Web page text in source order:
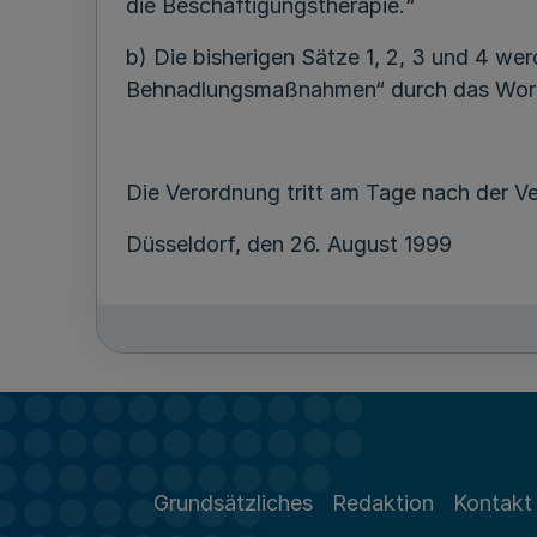
die Beschäftigungstherapie.“
b) Die bisherigen Sätze 1, 2, 3 und 4
Behnadlungsmaßnahmen“ durch das
Die Verordnung tritt am Tage nach der
Düsseldorf, den 26. August 1999
Grundsätzliches Redaktion Kontakt